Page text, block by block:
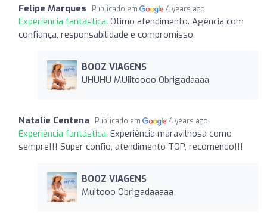
Felipe Marques Publicado em 4 years ago
Experiência fantástica: Ótimo atendimento. Agência com
confiança, responsabilidade e compromisso.
BOOZ VIAGENS
UHUHU MUiitoooo Obrigadaaaa
Natalie Centena Publicado em 4 years ago
Experiência fantástica: Experiência maravilhosa como
sempre!!! Super confio, atendimento TOP, recomendo!!!
BOOZ VIAGENS
Muitooo Obrigadaaaaa